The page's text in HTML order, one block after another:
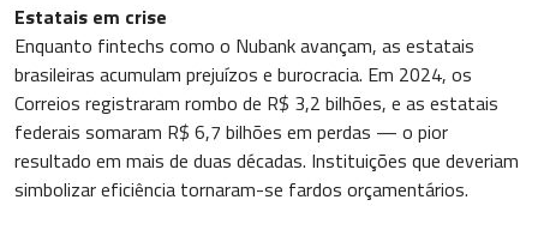
Estatais em crise
Enquanto fintechs como o Nubank avançam, as estatais
brasileiras acumulam prejuízos e burocracia. Em 2024, os
Correios registraram rombo de R$ 3,2 bilhões, e as estatais
federais somaram R$ 6,7 bilhões em perdas — o pior
resultado em mais de duas décadas. Instituições que deveriam
simbolizar eficiência tornaram-se fardos orçamentários.